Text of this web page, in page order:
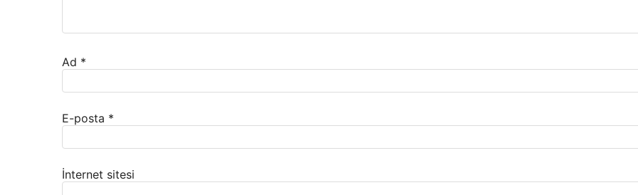
Ad *
E-posta *
İnternet sitesi